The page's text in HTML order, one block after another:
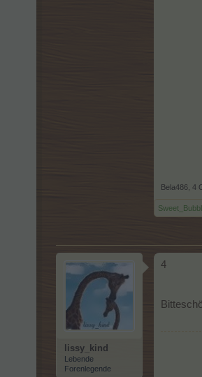
Bela486 4
lissy_kind
Lebende
Forenlegende
4